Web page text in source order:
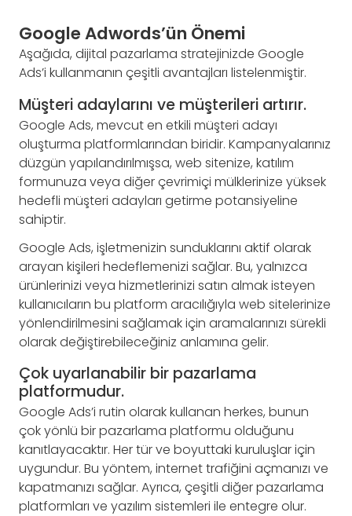
Google Adwords’ün Önemi
Aşağıda, dijital pazarlama stratejinizde Google
Ads’i kullanmanın çeşitli avantajları listelenmiştir.
Müşteri adaylarını ve müşterileri artırır.
Google Ads, mevcut en etkili müşteri adayı
oluşturma platformlarından biridir. Kampanyalarınız
düzgün yapılandırılmışsa, web sitenize, katılım
formunuza veya diğer çevrimiçi mülklerinize yüksek
hedefli müşteri adayları getirme potansiyeline
sahiptir.
Google Ads, işletmenizin sunduklarını aktif olarak
arayan kişileri hedeflemenizi sağlar. Bu, yalnızca
ürünlerinizi veya hizmetlerinizi satın almak isteyen
kullanıcıların bu platform aracılığıyla web sitelerinize
yönlendirilmesini sağlamak için aramalarınızı sürekli
olarak değiştirebileceğiniz anlamına gelir.
Çok uyarlanabilir bir pazarlama
platformudur.
Google Ads’i rutin olarak kullanan herkes, bunun
çok yönlü bir pazarlama platformu olduğunu
kanıtlayacaktır. Her tür ve boyuttaki kuruluşlar için
uygundur. Bu yöntem, internet trafiğini açmanızı ve
kapatmanızı sağlar. Ayrıca, çeşitli diğer pazarlama
platformları ve yazılım sistemleri ile entegre olur.